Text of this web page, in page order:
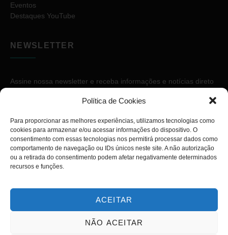
Política de Cookies
Para proporcionar as melhores experiências, utilizamos tecnologias como
cookies para armazenar e/ou acessar informações do dispositivo. O
consentimento com essas tecnologias nos permitirá processar dados como
comportamento de navegação ou IDs únicos neste site. A não autorização
ou a retirada do consentimento podem afetar negativamente determinados
recursos e funções.
ACEITAR
NÃO ACEITAR
Eventos
Destaques YouTube
NEWSLETTER
Assine nossa newsletter e receba informações e notícias direto
Copyright © 2026. Diário PcD. Todos os direitos reservados.